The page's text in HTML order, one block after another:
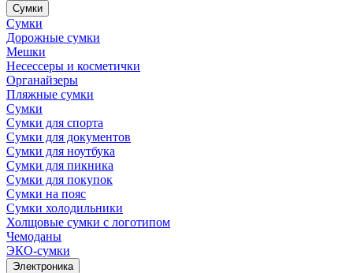
Сумки
Сумки
Дорожные сумки
Мешки
Несессеры и косметички
Органайзеры
Пляжные сумки
Сумки
Сумки для спорта
Сумки для документов
Сумки для ноутбука
Сумки для пикника
Сумки для покупок
Сумки на пояс
Сумки холодильники
Холщовые сумки с логотипом
Чемоданы
ЭКО-сумки
Электроника